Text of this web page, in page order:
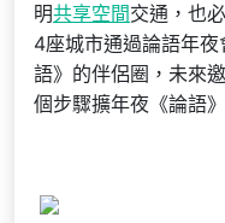
明共享空間交通，也
4座城市通過論語年
語》的伴侶圈，未來
個步驟擴年夜《論語